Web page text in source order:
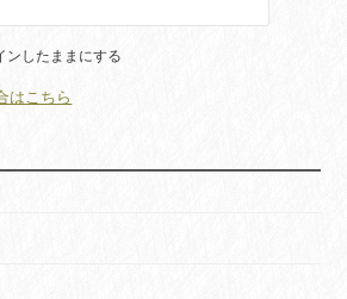
ンしたままにする
はこちら